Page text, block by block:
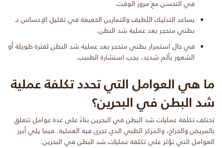
في التحسن مع مرور الوقت.
يساعد التدليك اللطيف والتمارين الخفيفة في تقليل الإحساس بـ
بطني متحجر بعد عملية شد البطن.
في حال استمرار بطني متحجر بعد عملية شد البطن لفترة طويلة أو
الشعور بألم شديد، يجب استشارة الطبيب.
ما هي العوامل التي تحدد تكلفة عملية
شد البطن في البحرين؟
تختلف تكلفة عمليات شد البطن في البحرين بناءً على عدة عوامل تتعلق
بالمريض والجراح، والمركز الطبي الذي تجرى فيه العملية. فيما يلي أبرز
العوامل التي تؤثر على تكلفة عمليات شد البطن في البحرين: